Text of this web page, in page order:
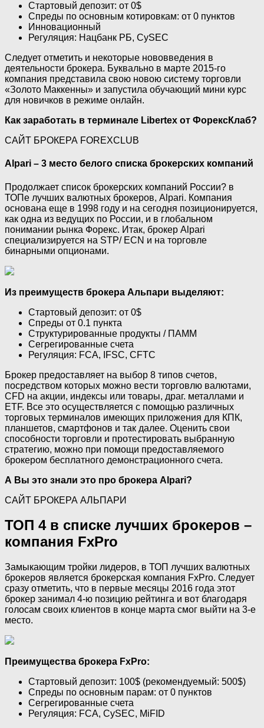
Стартовый депозит: от 0$
Спреды по основным котировкам: от 0 пунктов
Инновационный
Регуляция: Нацбанк РБ, CySEC
Следует отметить и некоторые нововведения в
деятельности брокера. Буквально в марте 2015-го
компания представила свою новою систему торговли
«Золото Маккенны» и запустила обучающий мини курс
для новичков в режиме онлайн.
Как заработать в терминале Libertex от ФорексКлаб?
САЙТ БРОКЕРА FOREXCLUB
Alpari – 3 место белого списка брокерских компаний
Продолжает список брокерских компаний России? в
ТОПе лучших валютных брокеров, Alpari. Компания
основана еще в 1998 году и на сегодня позиционируется,
как одна из ведущих по России, и в глобальном
понимании рынка Форекс. Итак, брокер Alpari
специализируется на STP/ ECN и на торговле
бинарными опционами.
Из преимуществ брокера Альпари выделяют:
Стартовый депозит: от 0$
Спреды от 0.1 пункта
Структурированные продукты / ПАММ
Сегрегированные счета
Регуляция: FCA, IFSC, CFTC
Брокер предоставляет на выбор 8 типов счетов,
посредством которых можно вести торговлю валютами,
CFD на акции, индексы или товары, драг. металлами и
ETF. Все это осуществляется с помощью различных
торговых терминалов имеющих приложения для КПК,
планшетов, смартфонов и так далее. Оценить свои
способности торговли и протестировать выбранную
стратегию, можно при помощи предоставляемого
брокером бесплатного демонстрационного счета.
А Вы это знали это про брокера Alpari?
САЙТ БРОКЕРА АЛЬПАРИ
ТОП 4 в списке лучших брокеров –
компания FxPro
Замыкающим тройки лидеров, в ТОП лучших валютных
брокеров является брокерская компания FxPro. Следует
сразу отметить, что в первые месяцы 2016 года этот
брокер занимал 4-ю позицию рейтинга и вот благодаря
голосам своих клиентов в конце марта смог выйти на 3-е
место.
Преимущества брокера FxPro:
Стартовый депозит: 100$ (рекомендуемый: 500$)
Спреды по основным парам: от 0 пунктов
Сегрегированные счета
Регуляция: FCA, CySEC, MiFID